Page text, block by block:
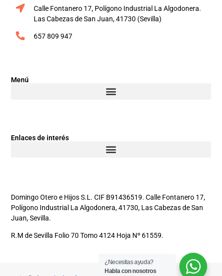
Calle Fontanero 17, Polígono Industrial La Algodonera.
Las Cabezas de San Juan, 41730 (Sevilla)
657 809 947
Menú
Enlaces de interés
Domingo Otero e Hijos S.L. CIF B91436519. Calle Fontanero 17,
Polígono Industrial La Algodonera, 41730, Las Cabezas de San
Juan, Sevilla.
R.M de Sevilla Folio 70 Tomo 4124 Hoja Nº 61559.
¿Necesitas ayuda?
Habla con nosotros